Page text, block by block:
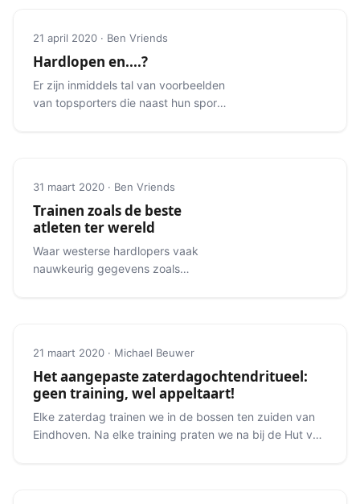
21 april 2020 · Ben Vriends
Hardlopen en....?
Er zijn inmiddels tal van voorbeelden
van topsporters die naast hun sport
31 maart 2020 · Ben Vriends
Trainen zoals de beste
atleten ter wereld
Waar westerse hardlopers vaak
nauwkeurig gegevens zoals
21 maart 2020 · Michael Beuwer
Het aangepaste zaterdagochtendritueel:
geen training, wel appeltaart!
Elke zaterdag trainen we in de bossen ten zuiden van
Eindhoven. Na elke training praten we na bij de Hut van